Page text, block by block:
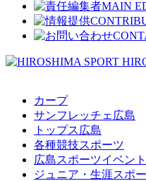
カープ
サンフレッチェ広島
トップス広島
各種競技スポーツ
広島スポーツイベント
ジュニア・生涯スポ